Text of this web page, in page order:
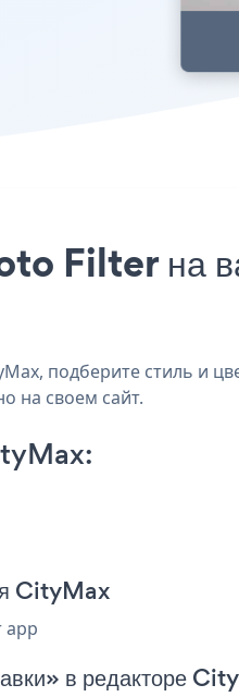
Filter на
подберите стиль и
на своем сайт.
CityMax
app
в редакторе